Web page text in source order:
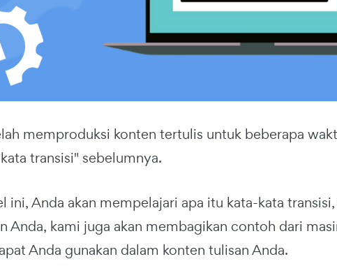
memproduksi konten tertulis untuk beberapa
transisi" sebelumnya.
ini, Anda akan mempelajari apa itu kata-kata
Anda, kami juga akan membagikan contoh dari
Anda gunakan dalam konten tulisan Anda.